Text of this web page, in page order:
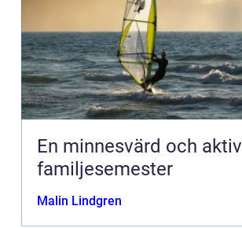
En minnesvärd och aktiv
familjesemester
Malin Lindgren